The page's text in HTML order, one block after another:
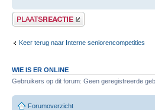
Plaats een reactie
Keer terug naar Interne seniorencompetities
WIE IS ER ONLINE
Gebruikers op dit forum: Geen geregistreerde
Forumoverzicht